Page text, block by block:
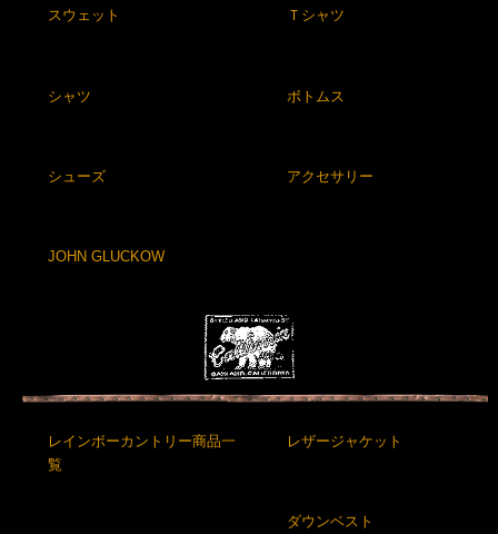
スウェット Ｔシャツ
シャツ ボトムス
シューズ アクセサリー
JOHN GLUCKOW
レインボーカントリー商品一
覧
レザージャケット
ダウンベスト